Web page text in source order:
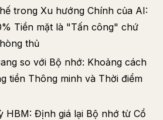
trong Xu hướng Chính của AI:
Tiền mặt là "Tấn công" chứ
thủ
so với Bộ nhớ: Khoảng cách
tiền Thông minh và Thời điểm
HBM: Định giá lại Bộ nhớ từ Cổ